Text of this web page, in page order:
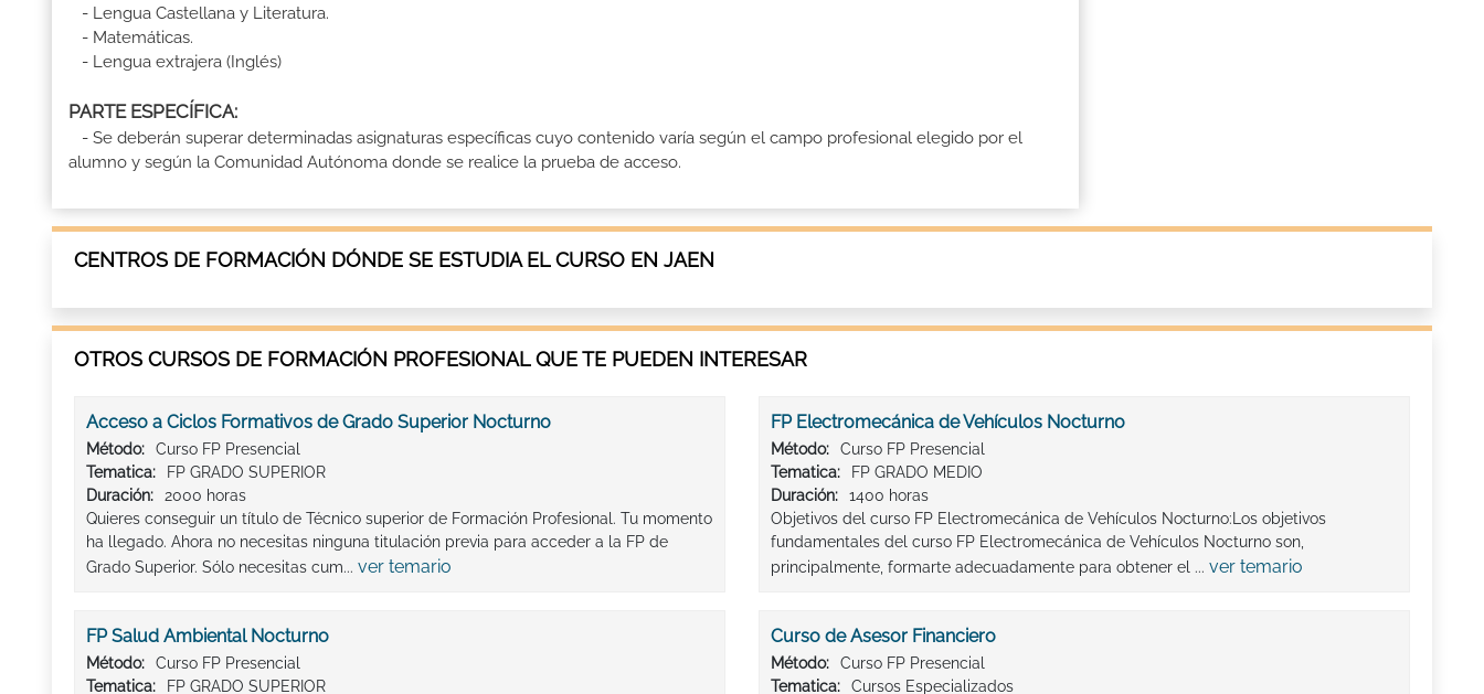
- Lengua Castellana y Literatura.
- Matemáticas.
- Lengua extrajera (Inglés)
PARTE ESPECÍFICA:
- Se deberán superar determinadas asignaturas específicas cuyo contenido varía según el campo profesional elegido por el
alumno y según la Comunidad Autónoma donde se realice la prueba de acceso.
CENTROS DE FORMACIÓN DÓNDE SE ESTUDIA EL CURSO EN JAEN
OTROS CURSOS DE FORMACIÓN PROFESIONAL QUE TE PUEDEN INTERESAR
Acceso a Ciclos Formativos de Grado Superior Nocturno
Método:
Curso FP Presencial
Tematica:
FP GRADO SUPERIOR
Duración:
2000 horas
Quieres conseguir un título de Técnico superior de Formación Profesional. Tu momento
ha llegado. Ahora no necesitas ninguna titulación previa para acceder a la FP de
Grado Superior. Sólo necesitas cum... ver temario
FP Electromecánica de Vehículos Nocturno
Método:
Curso FP Presencial
Tematica:
FP GRADO MEDIO
Duración:
1400 horas
Objetivos del curso FP Electromecánica de Vehículos Nocturno:Los objetivos
fundamentales del curso FP Electromecánica de Vehículos Nocturno son,
principalmente, formarte adecuadamente para obtener el ... ver temario
FP Salud Ambiental Nocturno
Método:
Curso FP Presencial
Tematica:
FP GRADO SUPERIOR
Curso de Asesor Financiero
Método:
Curso FP Presencial
Tematica:
Cursos Especializados